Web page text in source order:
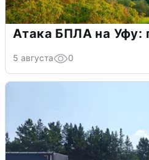
Атака БПЛА на Уфу:
5 августа 0